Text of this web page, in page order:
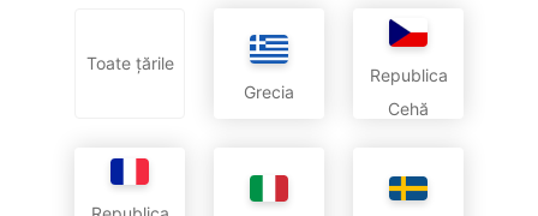
Toate țările
Grecia
Republica
Cehă